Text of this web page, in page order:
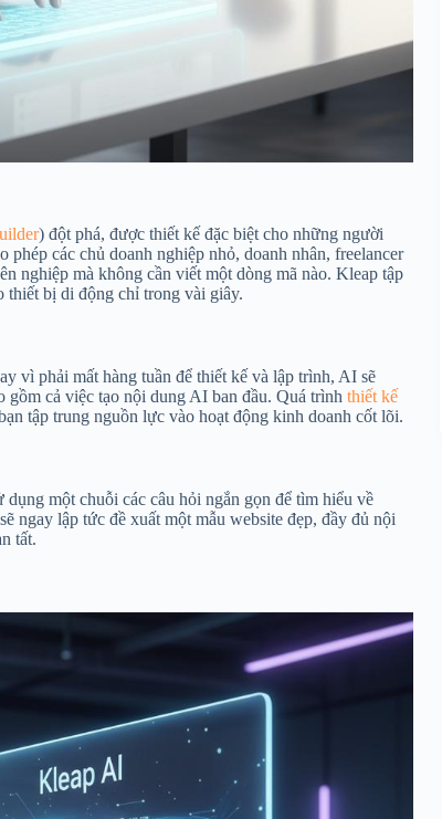
) đột phá, được thiết kế đặc biệt cho những người
các chủ doanh nghiệp nhỏ, doanh nhân, freelancer
nghiệp mà không cần viết một dòng mã nào. Kleap tập
thiết bị di động chỉ trong vài giây.
vì phải mất hàng tuần để thiết kế và lập trình, AI sẽ
gồm cả việc tạo nội dung AI ban đầu. Quá trình thiết kế
tập trung nguồn lực vào hoạt động kinh doanh cốt lõi.
một chuỗi các câu hỏi ngắn gọn để tìm hiểu về
ngay lập tức đề xuất một mẫu website đẹp, đầy đủ nội
tất.